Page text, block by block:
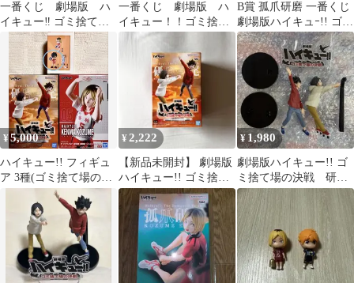
一番くじ 劇場版 ハ
イキュー‼︎ ゴミ捨て場
の決戦2 C賞 孤爪研
磨 クッション
一番くじ 劇場版 ハ
イキュー！！ゴミ捨て
場の決戦 B賞 孤爪
研磨フィギュア
B賞 孤爪研磨 一番くじ
劇場版ハイキュｰ!! ゴミ
捨て場の決戦 ハイキュ
ｰ!!
¥5,000
ハイキュー!! フィギュ
ア 3種(ゴミ捨て場の決
戦、研磨ポージング、
黒尾鉄朗)
¥2,222
【新品未開封】 劇場版
ハイキュー!! ゴミ捨て
場の決戦 この瞬間をい
つまでも
¥ 1,980
劇場版ハイキュー!! ゴ
ミ捨て場の決戦 研
磨・黒尾 フィギュア